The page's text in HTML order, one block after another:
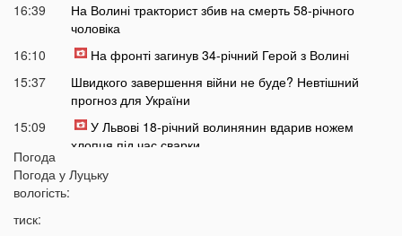
16:39
На Волині тракторист збив на смерть 58-річного
чоловіка
16:10
На фронті загинув 34-річний Герой з Волині
15:37
Швидкого завершення війни не буде? Невтішний
прогноз для України
15:09
У Львові 18-річний волинянин вдарив ножем
хлопця під час сварки
14:38
На Волині чоловік побив працівника ТЦК під час
14:16
Погода
Погода у Луцьку
вологість:
тиск: